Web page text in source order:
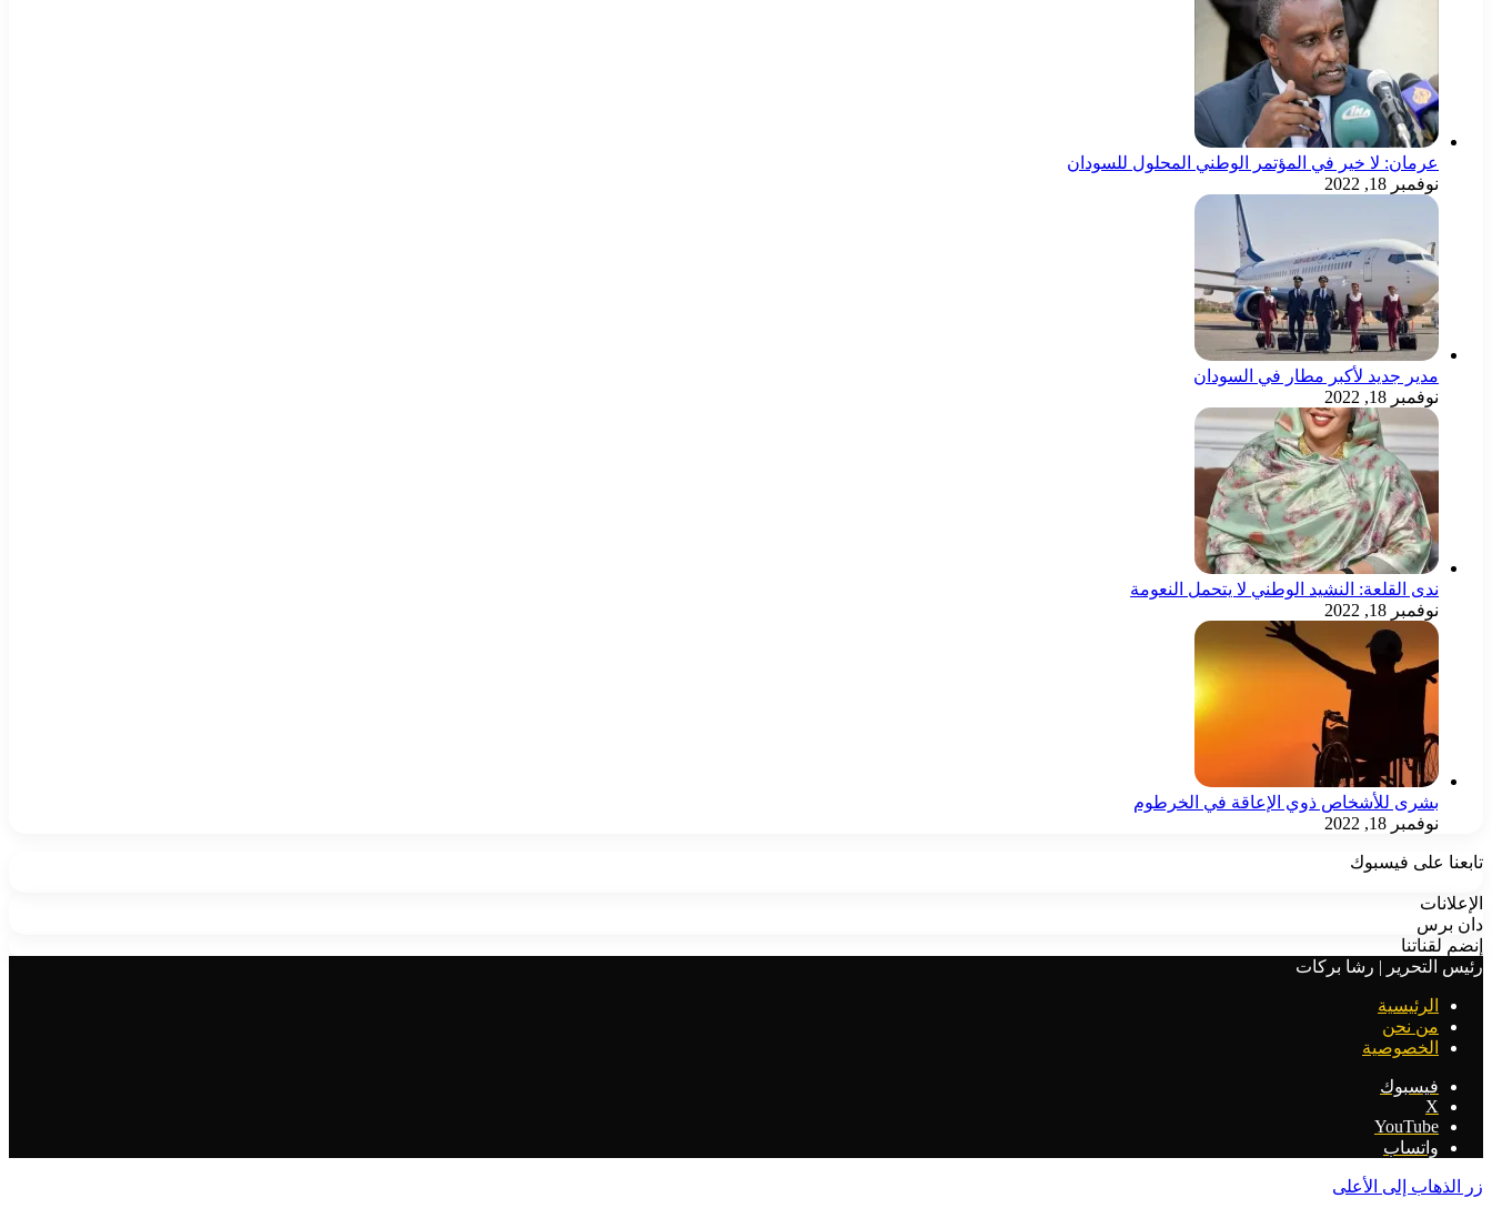
عرمان: لا خير في المؤتمر الوطني المحلول للسودان
نوفمبر 18, 2022
مدير جديد لأكبر مطار في السودان
نوفمبر 18, 2022
ندى القلعة: النشيد الوطني لا يتحمل النعومة
نوفمبر 18, 2022
بشرى للأشخاص ذوي الإعاقة في الخرطوم
نوفمبر 18, 2022
تابعنا على فيسبوك
الإعلانات
دان برس
إنضم لقناتنا
رئيس التحرير | رشا بركات
الرئيسية
من نحن
الخصوصية
فيسبوك
‫X
‫YouTube
واتساب
زر الذهاب إلى الأعلى